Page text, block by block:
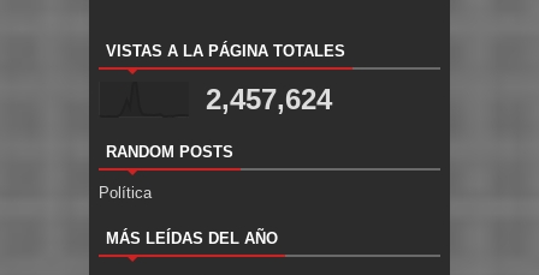
VISTAS A LA PÁGINA TOTALES
2,457,624
RANDOM POSTS
Política
MÁS LEÍDAS DEL AÑO